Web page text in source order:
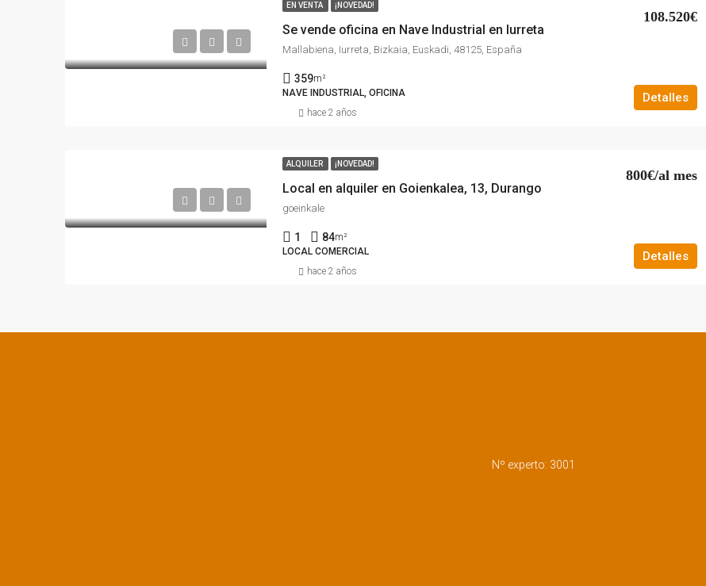
EN VENTA ¡NOVEDAD!
Se vende oficina en Nave Industrial en Iurreta
108.520€
Mallabiena, Iurreta, Bizkaia, Euskadi, 48125, España
359m²
NAVE INDUSTRIAL, OFICINA
Detalles
hace 2 años
ALQUILER ¡NOVEDAD!
Local en alquiler en Goienkalea, 13, Durango
800€/al mes
goeinkale
1 84m²
LOCAL COMERCIAL
Detalles
hace 2 años
Nº experto: 3001